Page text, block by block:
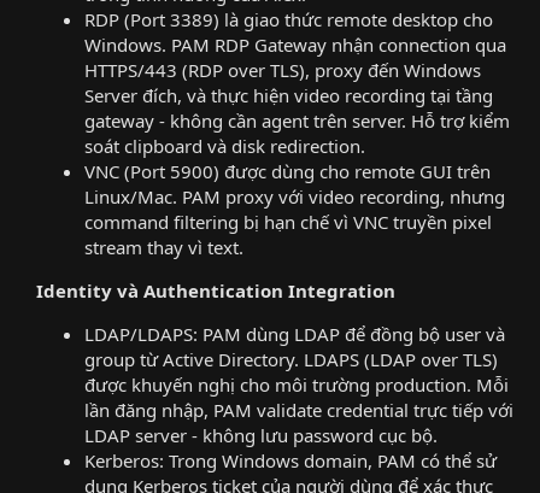
RDP (Port 3389) là giao thức remote desktop cho
Windows. PAM RDP Gateway nhận connection qua
HTTPS/443 (RDP over TLS), proxy đến Windows
Server đích, và thực hiện video recording tại tầng
gateway - không cần agent trên server. Hỗ trợ kiểm
soát clipboard và disk redirection.
VNC (Port 5900) được dùng cho remote GUI trên
Linux/Mac. PAM proxy với video recording, nhưng
command filtering bị hạn chế vì VNC truyền pixel
stream thay vì text.
Identity và Authentication Integration
LDAP/LDAPS: PAM dùng LDAP để đồng bộ user và
group từ Active Directory. LDAPS (LDAP over TLS)
được khuyến nghị cho môi trường production. Mỗi
lần đăng nhập, PAM validate credential trực tiếp với
LDAP server - không lưu password cục bộ.
Kerberos: Trong Windows domain, PAM có thể sử
dụng Kerberos ticket của người dùng để xác thực